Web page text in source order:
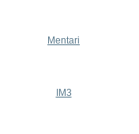
Mentari
IM3